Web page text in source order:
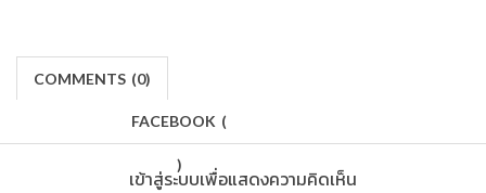
COMMENTS (0)
FACEBOOK (
)
เข้าสู่ระบบเพื่อแสดงความคิดเห็น